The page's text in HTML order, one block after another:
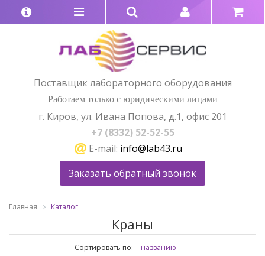
Поставщик лабораторного оборудования
Работаем только с юридическими лицами
г. Киров, ул. Ивана Попова, д.1, офис 201
+7 (8332) 52-52-55
E-mail: info@lab43.ru
Заказать обратный звонок
Главная Каталог
Краны
Сортировать по:
названию